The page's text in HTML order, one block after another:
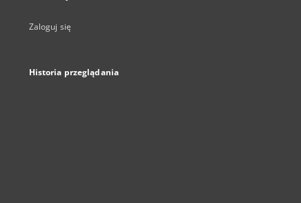
Zaloguj się
Historia przeglądania